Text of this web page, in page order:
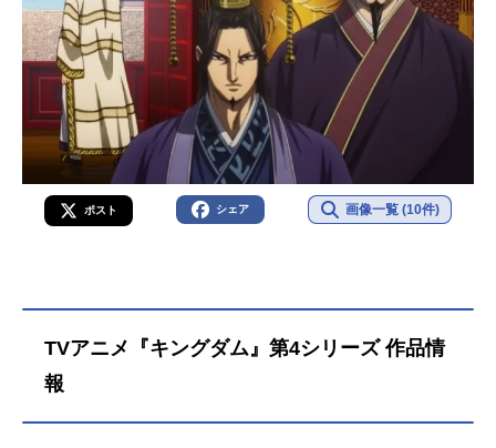
ポスト シェア 画像一覧 (10件)
TVアニメ『キングダム』第4シリーズ 作品情
報